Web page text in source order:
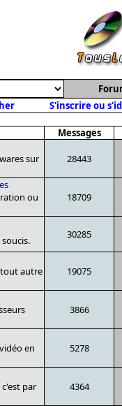
S'inscrire ou
Messages
sur
28443
ou
18709
30285
tout autre
19075
3866
en
5278
par
4364